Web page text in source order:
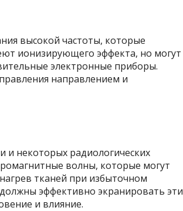
высокой частоты, которые
ионизирующего эффекта, но могут
электронные приборы.
направлением и
и некоторых радиологических
волны, которые могут
тканей при избыточном
эффективно экранировать эти
и влияние.